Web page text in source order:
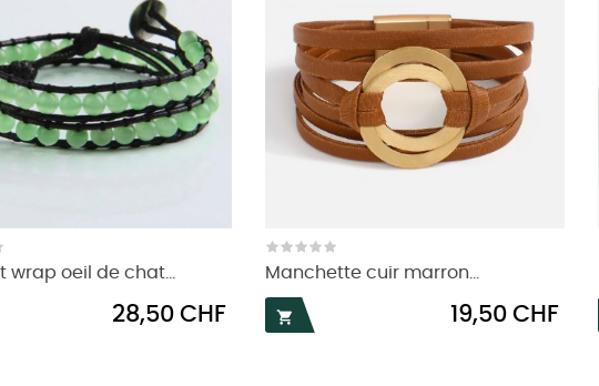
wrap oeil de chat...
Prix
28,50 CHF
Manchette cuir marron...

Prix
19,50 CHF